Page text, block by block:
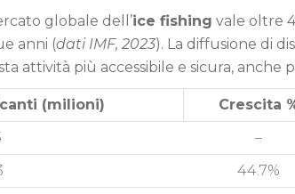
globale dell’ice fishing vale oltre
anni (dati IMF, 2023). La diffusione di
attività più accessibile e sicura, anche
(milioni) Crescita
–
44.7%